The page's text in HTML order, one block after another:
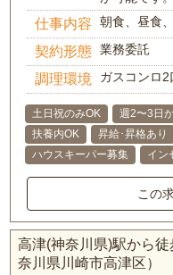
仕事内容 朝食、昼食
契約形態 業務委託
調理環境 ガスコンロ2
土日祝のみOK 週2〜3日
扶養内OK
昇給･昇格あり
ハウスキーパー募集
イン
この
高津(神奈川県)駅から
奈川県川崎市高津区）